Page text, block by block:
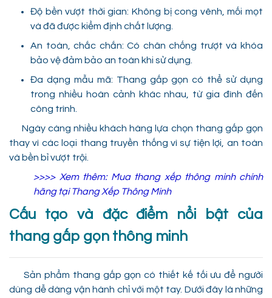
Độ bền vượt thời gian: Không bị cong vênh, mối mọt
và đã được kiểm định chất lượng.
An toàn, chắc chắn: Có chân chống trượt và khóa
bảo vệ đảm bảo an toàn khi sử dụng.
Đa dạng mẫu mã: Thang gấp gọn có thể sử dụng
trong nhiều hoàn cảnh khác nhau, từ gia đình đến
công trình.
Ngày càng nhiều khách hàng lựa chọn thang gấp gọn
thay vì các loại thang truyền thống vì sự tiện lợi, an toàn
và bền bỉ vượt trội.
>>>> Xem thêm: Mua thang xếp thông minh chính
hãng tại Thang Xếp Thông Minh
Cấu tạo và đặc điểm nổi bật của
thang gấp gọn thông minh
Sản phẩm thang gấp gọn có thiết kế tối ưu để người
dùng dễ dàng vận hành chỉ với một tay. Dưới đây là những